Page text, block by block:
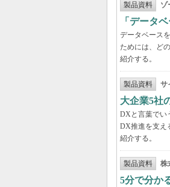
製品資料 ゾ
「データ
データベース
ためには、ど
紹介する。
製品資料 サ
大企業5社
DXと言葉でい
DX推進を支え
紹介する。
製品資料 株
5分で分か